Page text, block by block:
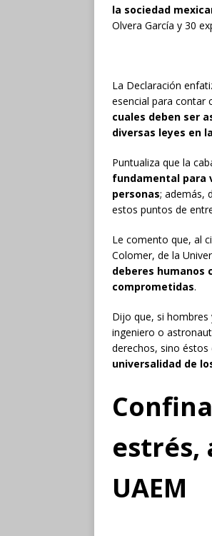
la sociedad
Olvera García y 30
La Declaración
esencial para contar
cuales deben ser
diversas leyes en
Puntualiza que la
fundamental para
personas; además,
estos puntos de
Le comento que, al
Colomer, de la
deberes humanos
comprometidas.
Dijo que, si
ingeniero o
derechos, sino éstos
universalidad de
estrés,
UAEM